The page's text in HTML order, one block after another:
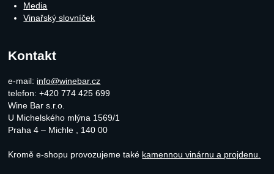
Media
Vinařský slovníček
Kontakt
e-mail: info@winebar.cz
telefon: +420 774 425 699
Wine Bar s.r.o.
U Michelského mlýna 1569/1
Praha 4 – Michle
140 00
Kromě e-shopu provozujeme také kamennou vinárnu a projdenu.